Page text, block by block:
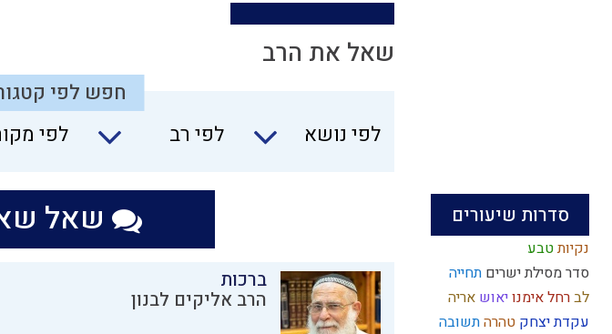
סדרות שיעורים
נקיותטבע
סדר מסילת ישרים תחייה
לברחל אימנויאוש אריה
עקדת יצחק טהרהתשובה
שאל את הרב
חפש לפי
לפי נושא
לפי רב לפי
שאל
ברכות
הרב אליקים לבנון